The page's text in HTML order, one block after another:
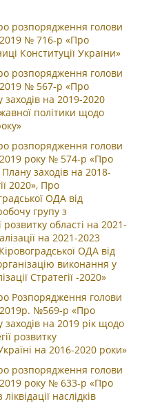
розпорядження голови
№ 716-р «Про
Конституції України»
розпорядження голови
№ 567-р «Про
на 2019-2020
політики щодо
розпорядження голови
року № 574-р «Про
заходів на 2018-
2020», Про
ОДА від
групу з
області на 2021-
на 2021-2023
ОДА від
виконання у
Стратегії -2020»
Розпорядження голови
№569-р «Про
на 2019 рік щодо
розвитку
на 2016-2020 роки»
розпорядження голови
року № 633-р «Про
наслідків